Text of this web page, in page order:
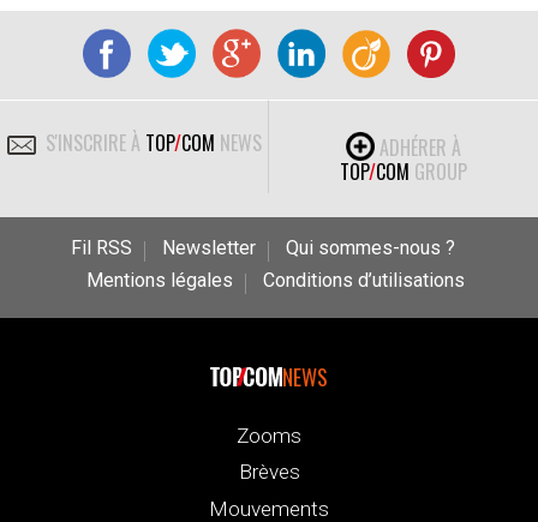
S'INSCRIRE À TOP/COM NEWS
ADHÉRER À
TOP/COM GROUP
Fil RSS Newsletter
Qui sommes-nous ?
Mentions légales
Conditions d’utilisations
NEWS
Zooms
Brèves
Mouvements